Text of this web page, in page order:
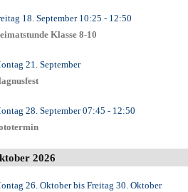
18. September10:25 - 12:50
Klasse 8-10
21. September
28. September07:45 - 12:50
2026
26. Oktoberbis Freitag 30. Oktober